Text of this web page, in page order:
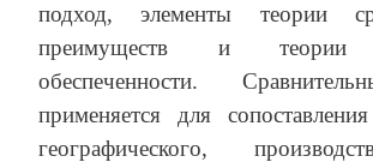
подход, элементы теории
преимуществ и теории
обеспеченности.
применяется для
географического,